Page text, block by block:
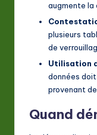
augmente la
plusieurs
de
Utilisation
données
provenant
Quand